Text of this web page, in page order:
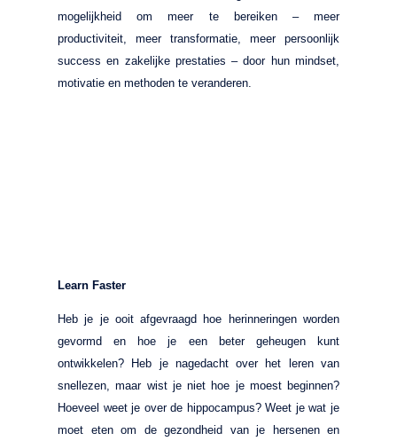
mogelijkheid om meer te bereiken – meer
productiviteit, meer transformatie, meer persoonlijk
success en zakelijke prestaties – door hun mindset,
motivatie en methoden te veranderen.
Learn Faster
Heb je je ooit afgevraagd hoe herinneringen worden
gevormd en hoe je een beter geheugen kunt
ontwikkelen? Heb je nagedacht over het leren van
snellezen, maar wist je niet hoe je moest beginnen?
Hoeveel weet je over de hippocampus? Weet je wat je
moet eten om de gezondheid van je hersenen en